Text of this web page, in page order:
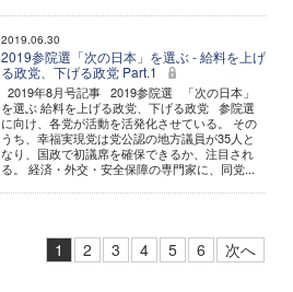
2019.06.30
2019参院選「次の日本」を選ぶ - 給料を上げ
る政党、下げる政党 Part.1
2019年8月号記事 2019参院選 「次の日本」
を選ぶ 給料を上げる政党、下げる政党 参院選
に向け、各党が活動を活発化させている。 その
うち、幸福実現党は党公認の地方議員が35人と
なり、国政で初議席を確保できるか、注目され
る。 経済・外交・安全保障の専門家に、同党...
1 2 3 4 5 6 次へ